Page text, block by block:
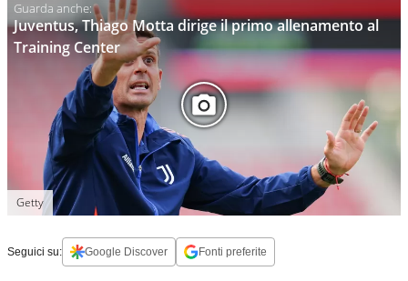
Juventus, Thiago Motta dirige il primo allenamento al
Training Center
Getty
Seguici su: Google Discover Fonti preferite